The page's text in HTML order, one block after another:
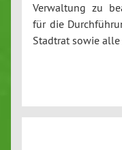
Verwaltung zu
für die
Stadtrat sowie alle